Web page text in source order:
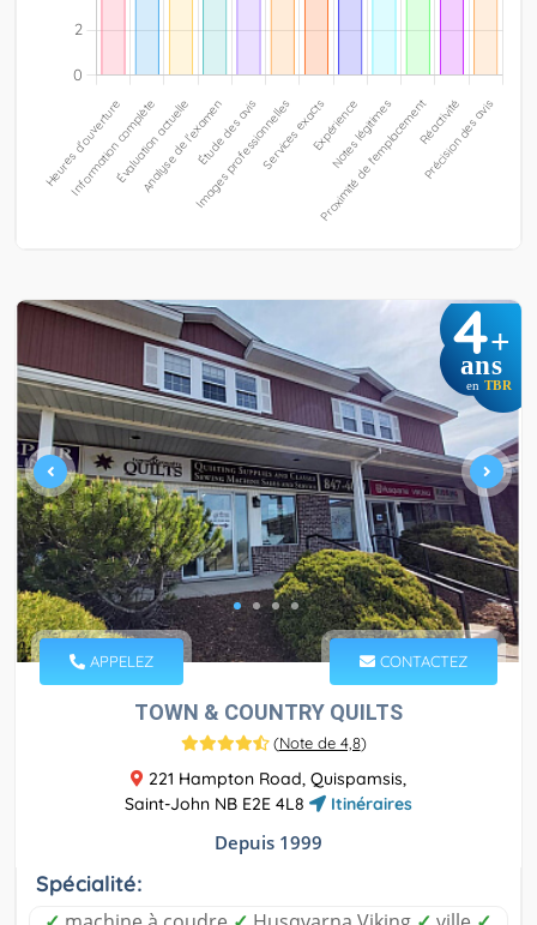
4+
ans
en TBR
APPELEZ CONTACTEZ
TOWN & COUNTRY QUILTS
(Note de 4,8)
221 Hampton Road, Quispamsis,
Saint-John NB E2E 4L8
Itinéraires
Depuis 1999
Spécialité: